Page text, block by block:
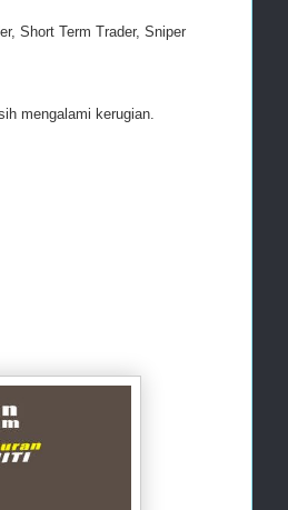
Short Term Trader, Sniper
mengalami kerugian.